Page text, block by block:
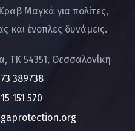
Μαγκά για πολίτες,
και ένοπλες δυνάμεις.
ΤΚ 54351, Θεσσαλονίκη
389738
151 570